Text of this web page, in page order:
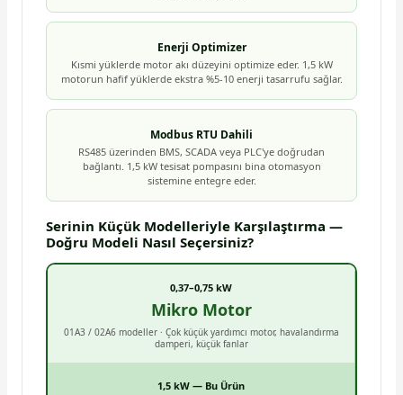
Enerji Optimizer
Kısmi yüklerde motor akı düzeyini optimize eder. 1,5 kW
motorun hafif yüklerde ekstra %5-10 enerji tasarrufu sağlar.
Modbus RTU Dahili
RS485 üzerinden BMS, SCADA veya PLC'ye doğrudan
bağlantı. 1,5 kW tesisat pompasını bina otomasyon
sistemine entegre eder.
Serinin Küçük Modelleriyle Karşılaştırma —
Doğru Modeli Nasıl Seçersiniz?
0,37–0,75 kW
Mikro Motor
01A3 / 02A6 modeller · Çok küçük yardımcı motor, havalandırma
damperi, küçük fanlar
1,5 kW — Bu Ürün